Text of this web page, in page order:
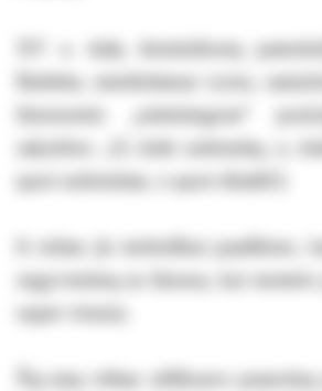
XV a. italų dominikonų
Barletta, smerkdamas vyrus,
žmonomis „neteisingose“
sakyklos: „O, kiek sodomitų, o,
quot sodomitae, o quot ribaldi!)
Ir toliau jis techniškai paaiškino,
sugyvenimą su žmona, kai moteris
super virum).
Šią tezę vėliau užfiksavo prancūzų